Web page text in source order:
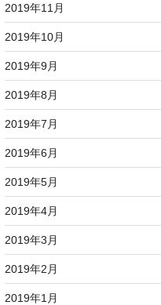
2019年11月
2019年10月
2019年9月
2019年8月
2019年7月
2019年6月
2019年5月
2019年4月
2019年3月
2019年2月
2019年1月